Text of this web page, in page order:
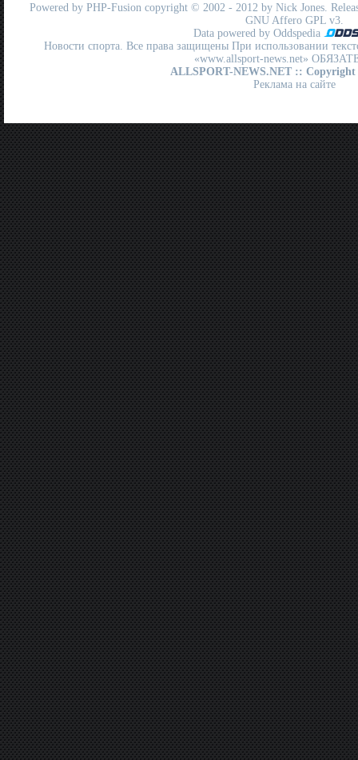
Powered by PHP-Fusion copyright © 2002 - 2012 by Nick Jones.
GNU Affero GPL v3.
Data powered by Oddspedia
Новости спорта. Все права защищены При использовании
«www.allsport-news.net»
ALLSPORT-NEWS.NET :: Copyright
Реклама на сайте